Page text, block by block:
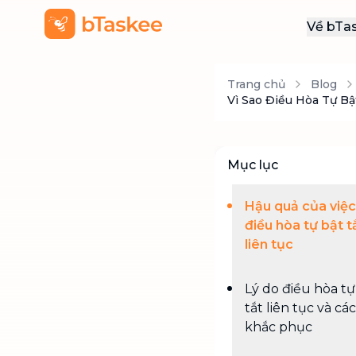
Về
Trang chủ Blog
Vì Sao Điều Hòa Tự
Mục lục
Hậu quả của việc
điều hòa tự bật
liên tục
Lý do điều hòa
tắt liên tục và
khắc phục